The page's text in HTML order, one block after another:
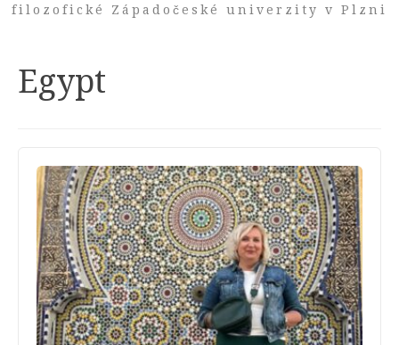
filozofické Západočeské univerzity v Plzni
Tag:
Egypt